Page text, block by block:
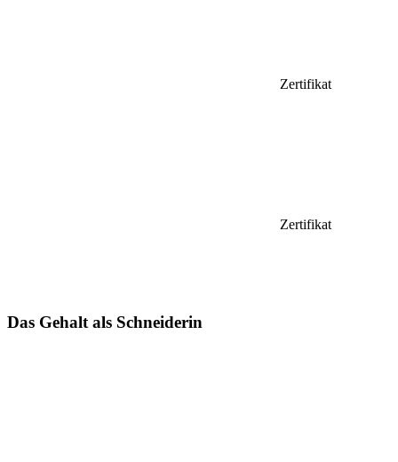
Zertifikat
Zertifikat
Das Gehalt als Schneiderin